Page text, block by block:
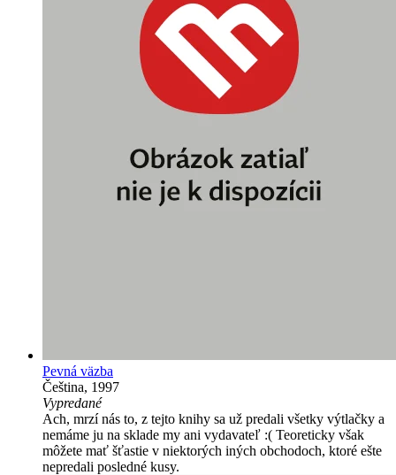
Pevná väzba
Čeština, 1997
Vypredané
Ach, mrzí nás to, z tejto knihy sa už predali všetky výtlačky a
nemáme ju na sklade my ani vydavateľ :( Teoreticky však
môžete mať šťastie v niektorých iných obchodoch, ktoré ešte
nepredali posledné kusy.